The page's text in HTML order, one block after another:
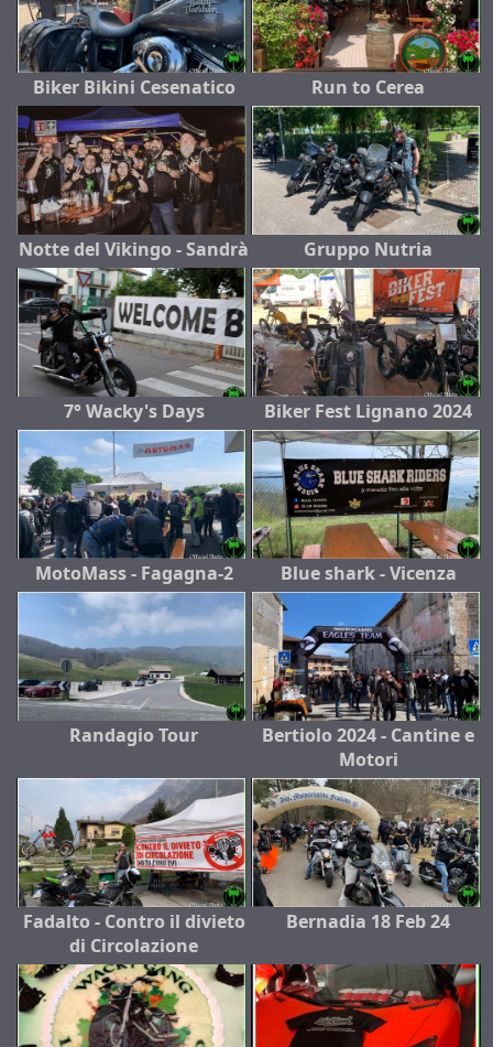
Biker Bikini Cesenatico Run to Cerea
Notte del Vikingo - Sandrà Gruppo Nutria
7° Wacky's Days Biker Fest Lignano 2024
MotoMass - Fagagna-2 Blue shark - Vicenza
Randagio Tour
Bertiolo 2024 - Cantine e
Motori
Fadalto - Contro il divieto
di Circolazione
Bernadia 18 Feb 24